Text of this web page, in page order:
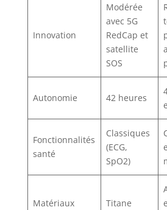
Innovation
Modérée
avec 5G
RedCap et
satellite
SOS
Autonomie 42 heures
Fonctionnalités
santé
Classiques
(ECG,
SpO2)
Matériaux Titane